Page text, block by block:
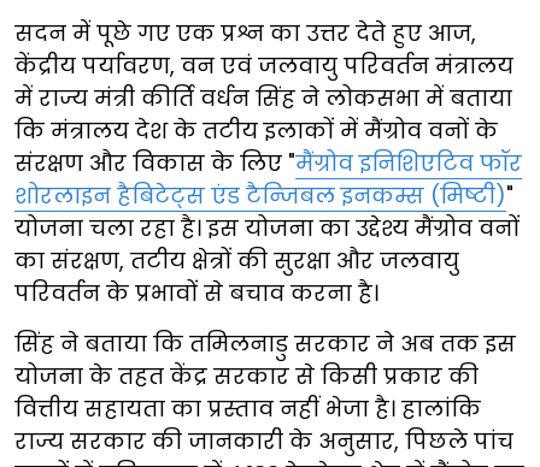
सदन में पूछे गए एक प्रश्न का उत्तर देते हुए आज,
केंद्रीय पर्यावरण, वन एवं जलवायु परिवर्तन मंत्रालय
में राज्य मंत्री कीर्ति वर्धन सिंह ने लोकसभा में बताया
कि मंत्रालय देश के तटीय इलाकों में मैंग्रोव वनों के
संरक्षण और विकास के लिए "मैंग्रोव इनिशिएटिव फॉर
शोरलाइन हैबिटेट्स एंड टैन्जिबल इनकम्स (मिष्टी)"
योजना चला रहा है। इस योजना का उद्देश्य मैंग्रोव वनों
का संरक्षण, तटीय क्षेत्रों की सुरक्षा और जलवायु
परिवर्तन के प्रभावों से बचाव करना है।
सिंह ने बताया कि तमिलनाडु सरकार ने अब तक इस
योजना के तहत केंद्र सरकार से किसी प्रकार की
वित्तीय सहायता का प्रस्ताव नहीं भेजा है। हालांकि
राज्य सरकार की जानकारी के अनुसार, पिछले पांच